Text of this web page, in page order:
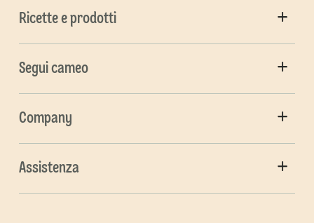
Ricette e prodotti
Segui cameo
Company
Assistenza